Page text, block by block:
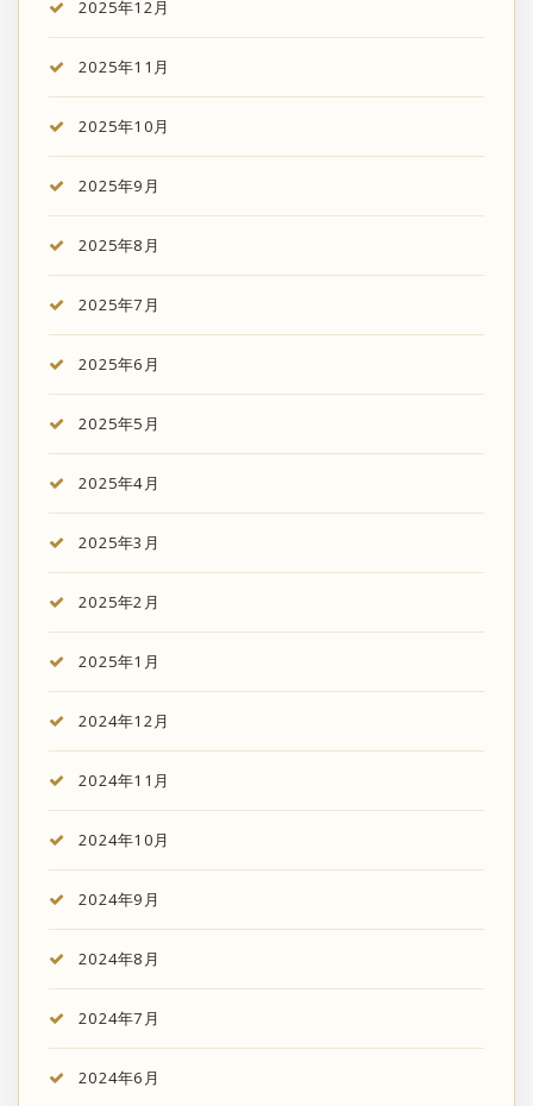
2025年12月
2025年11月
2025年10月
2025年9月
2025年8月
2025年7月
2025年6月
2025年5月
2025年4月
2025年3月
2025年2月
2025年1月
2024年12月
2024年11月
2024年10月
2024年9月
2024年8月
2024年7月
2024年6月